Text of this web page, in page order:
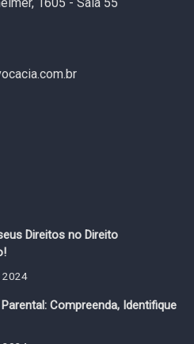
Direitos no Direito
2024
Compreenda, Identifique